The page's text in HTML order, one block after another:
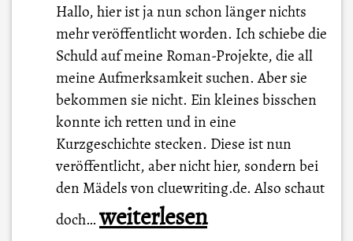
Hallo, hier ist ja nun schon länger nichts
mehr veröffentlicht worden. Ich schiebe die
Schuld auf meine Roman-Projekte, die all
meine Aufmerksamkeit suchen. Aber sie
bekommen sie nicht. Ein kleines bisschen
konnte ich retten und in eine
Kurzgeschichte stecken. Diese ist nun
veröffentlicht, aber nicht hier, sondern bei
den Mädels von cluewriting.de. Also schaut
doch…A
weiterlesen